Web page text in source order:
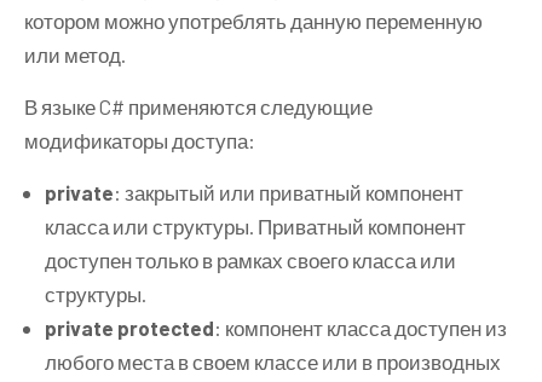
котором можно употреблять данную переменную
или метод.
В языке C# применяются следующие
модификаторы доступа:
private: закрытый или приватный компонент
класса или структуры. Приватный компонент
доступен только в рамках своего класса или
структуры.
private protected: компонент класса доступен из
любого места в своем классе или в производных